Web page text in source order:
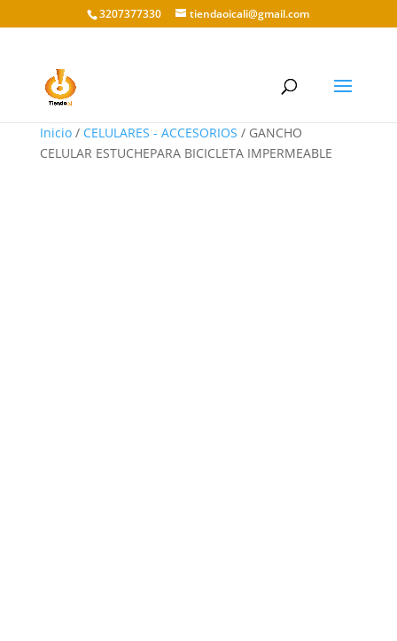
3207377330 tiendaoicali@gmail.com
Inicio/ CELULARES - ACCESORIOS / GANCHO
CELULAR ESTUCHEPARA BICICLETA IMPERMEABLE